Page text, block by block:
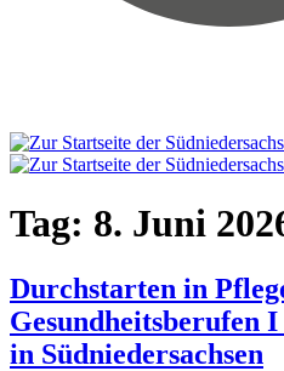
Tag: 8. Juni
Durchstarten in
Gesundheitsberufen
in Südniedersachsen